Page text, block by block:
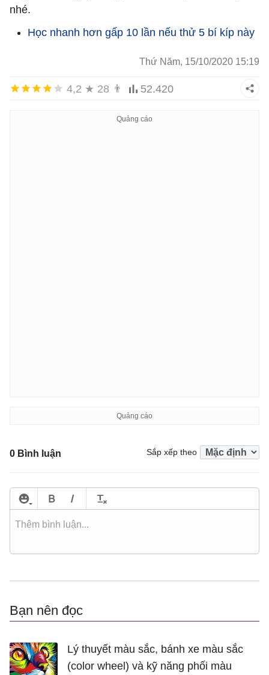
nhé.
Học nhanh hơn gấp 10 lần nếu thử 5 bí kíp này
Thứ Năm, 15/10/2020 15:19
4,2 ★ 28 👨 52.420
0 Bình luận Sắp xếp theo
Bạn nên đọc
Lý thuyết màu sắc, bánh xe màu sắc
(color wheel) và kỹ năng phối màu